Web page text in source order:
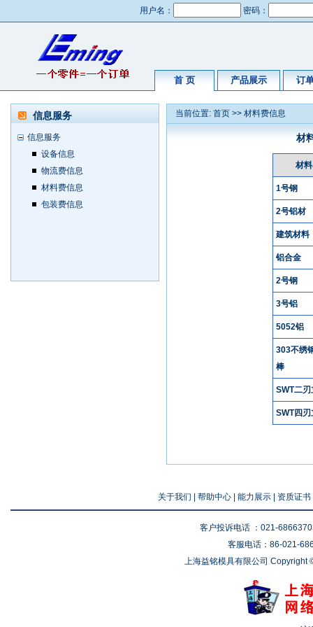
用户名： 密码：
首 页 产品展示 订
信息服务
信息服务
设备信息
物流费信息
材料费信息
包装费信息
当前位置: 首页 >> 材料费信息
材
材
1号钢
2号铝材
建筑材料
铝合金
2号钢
3号铝
5052铝
303不绣
棒
SWT二刃
SWT四刃
关于我们 帮助中心 能力展示 资质证书
客户投诉电话 ：021-
客服电话：86-021-
上海益铭模具有限公司 Copyright